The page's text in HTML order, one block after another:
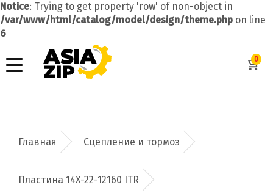
Notice: Trying to get property 'row' of non-object in
/var/www/html/catalog/model/design/theme.php on line
6
0
Сцепление и тормоз
Пластина 14X-22-12160 ITR